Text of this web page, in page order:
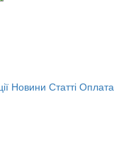
Новини Статті Оплата